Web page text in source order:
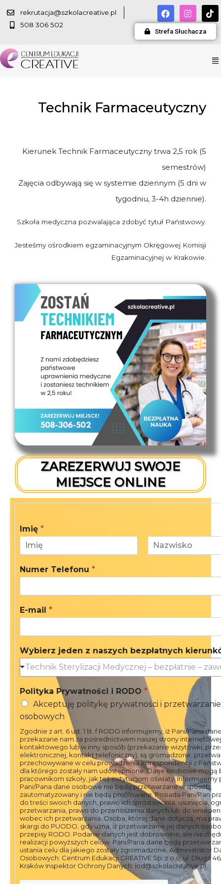
rekrutacja@szkolacreative.pl
508 306 502
Strefa Słuchacza
Technik Farmaceutyczny
Kierunek Technik Farmaceutyczny trwa 2,5 rok (5
semestrów)
Zajęcia odbywają się w systemie dziennym (5 dni w
tygodniu, 3-4h dziennie).
Szkoła medyczna pozwalająca zdobyć tytuł Państwowy.
Jesteśmy ośrodkiem egzaminacyjnym Okręgowej Komisji
Egzaminacyjnej w Krakowie.
ZAREZERWUJ SWOJE
MIEJSCE ONLINE
Imię *
m
i
s
Numer Telefonu *
E-mail *
Wybierz jeden z naszych bezpłatnych
Technik Sterylizacji Medycznej – bezpłatnie –
Polityka Prywatności i RODO *
Akceptuję politykę prywatności i
osobowych
Zgodnie z art. 6 ust. 1 lit. f RODO informujemy, iż Pani/Pana
przekazane nam za pośrednictwem naszej strony
kontaktowego lub w inny sposób (przekazanie wizytówki,
elektronicznej, kontakt telefoniczny), są gromadzone,
przechowywane w celu prowadzenia korespondencji z
dla którego zostały nam udostępnione. Dane osobowe mogą
pracownikom szkoły, jak też instytucjom oświaty. Informujemy
Pani/Pana dane osobowe nie będą przetwarzane w sposób
zautomatyzowany i nie będą profilowane. Posiada Pani/Pan
do treści swoich danych, prawo ich sprostowania, usunięcia,
przetwarzania, prawo do przenoszenia danych lub do
wobec ich przetwarzania. Osoba, której dane dotyczą, ma
skargi do PUODO, gdy uzna, iż przetwarzanie jej danych
przepisy RODO. Podanie danych jest dobrowolne, ale
realizacji powyższych celów. Pani/Pana dane będą
ustania celu dla jakiego zostały zgromadzone. Administrator
Osobowych: Centrum Edukacji CREATIVE Sp. z o.o, ul. Długa
Kraków Inspektor Ochrony Danych: iod@szkolacreative.pl